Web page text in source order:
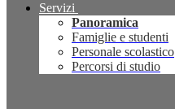
Servizi
Panoramica
Famiglie e studenti
Personale scolastico
Percorsi di studio